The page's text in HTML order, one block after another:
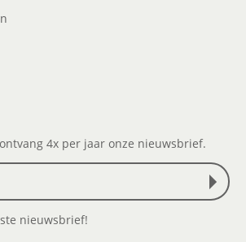
4x per jaar onze nieuwsbrief.
nieuwsbrief!